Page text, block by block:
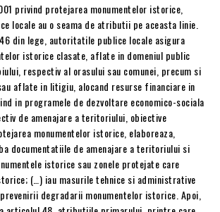
privind protejarea monumentelor istorice,
locale au o seama de atributii pe aceasta linie.
din lege, autoritatile publice locale asigura
istorice clasate, aflate in domeniul public
respectiv al orasului sau comunei, precum si
aflate in litigiu, alocand resurse financiare in
in programele de dezvoltare economico-sociala
de amenajare a teritoriului, obiective
monumentelor istorice, elaboreaza,
documentatiile de amenajare a teritoriului si
istorice sau zonele protejate care
(…) iau masurile tehnice si administrative
degradarii monumentelor istorice. Apoi,